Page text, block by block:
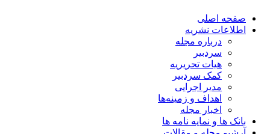
صفحه اصلی
اطلاعات نشریه
درباره مجله
سردبیر
هیات تحریریه
کمک سردبیر
مدیر اجرایی
اهداف و زمینه‌ها
اخبار مجله
بانک ها و نمایه نامه ها